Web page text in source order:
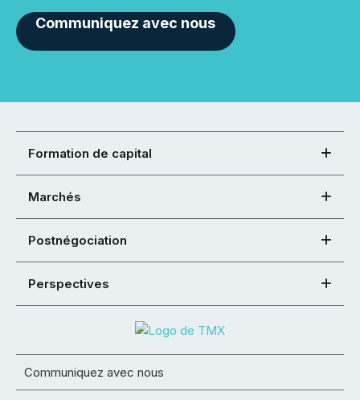
Communiquez avec nous
Formation de capital
Marchés
Postnégociation
Perspectives
Communiquez avec nous